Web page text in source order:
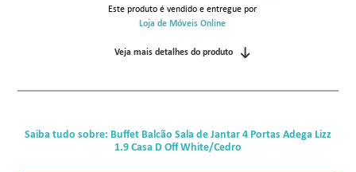
Este produto é vendido e entregue por
Loja de Móveis Online
Veja mais detalhes do produto
Saiba tudo sobre: Buffet Balcão Sala de Jantar 4 Portas Adega Lizz
1.9 Casa D Off White/Cedro